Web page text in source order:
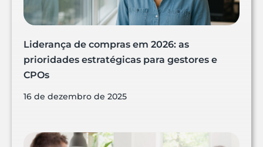
Liderança de compras em 2026: as
prioridades estratégicas para gestores e
CPOs
16 de dezembro de 2025